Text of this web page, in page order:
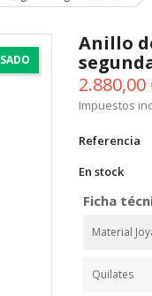
Anillo
2.880,00
Impuestos
Referencia
En stock
Ficha
Material
Quilates